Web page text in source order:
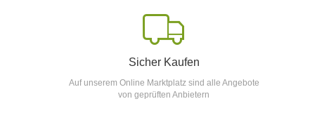
Sicher Kaufen
Auf unserem Online Marktplatz sind alle Angebote
von geprüften Anbietern